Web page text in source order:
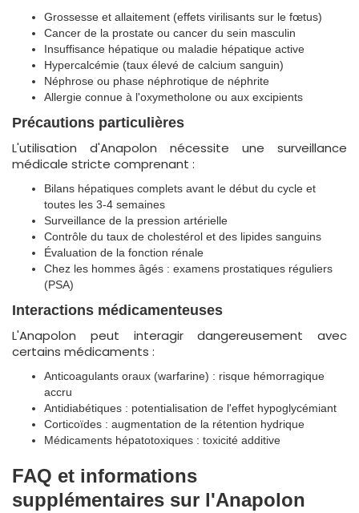
Grossesse et allaitement (effets virilisants sur le fœtus)
Cancer de la prostate ou cancer du sein masculin
Insuffisance hépatique ou maladie hépatique active
Hypercalcémie (taux élevé de calcium sanguin)
Néphrose ou phase néphrotique de néphrite
Allergie connue à l'oxymetholone ou aux excipients
Précautions particulières
L'utilisation d'Anapolon nécessite une surveillance
médicale stricte comprenant :
Bilans hépatiques complets avant le début du cycle et
toutes les 3-4 semaines
Surveillance de la pression artérielle
Contrôle du taux de cholestérol et des lipides sanguins
Évaluation de la fonction rénale
Chez les hommes âgés : examens prostatiques réguliers
(PSA)
Interactions médicamenteuses
L'Anapolon peut interagir dangereusement avec
certains médicaments :
Anticoagulants oraux (warfarine) : risque hémorragique
accru
Antidiabétiques : potentialisation de l'effet hypoglycémiant
Corticoïdes : augmentation de la rétention hydrique
Médicaments hépatotoxiques : toxicité additive
FAQ et informations
supplémentaires sur l'Anapolon